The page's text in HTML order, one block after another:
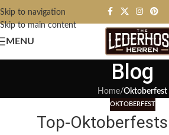
Skip to navigation
Skip to main content
MENU
Blog
Home/Oktoberfest
OKTOBERFEST
Top-